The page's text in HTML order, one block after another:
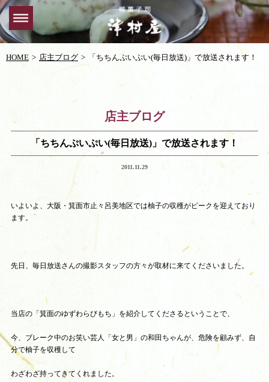
HOME 店主ブログ 「ちちんぷいぷい(毎日放送)」で放送されます！
店主ブログ
「ちちんぷいぷい(毎日放送)」で放送されます！
2011.11.29
いよいよ、大阪・箕面市止々呂美地区では柚子の収穫がピークを迎えており
ます。
先日、毎日放送さんの撮影スタッフの方々が取材に来てくださいました。
当店の「箕面のゆずわらびもち」を紹介してくださるということで、
今、ブレーク中のお笑い芸人「女と男」の和田ちゃんが、危険を顧みず、自
分で柚子を収穫して
わざわざ持ってきてくれました。